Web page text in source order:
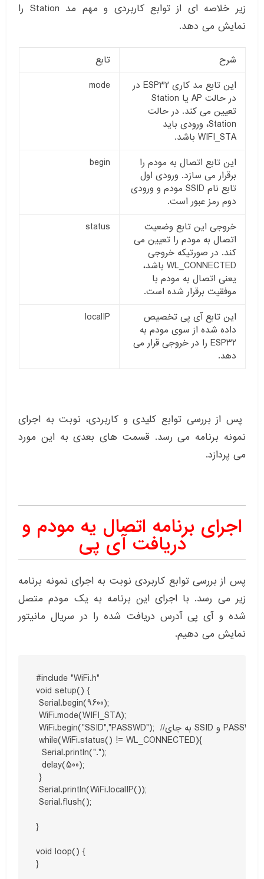
زیر خلاصه ای از توابع کاربردی و مهم مد Station را
نمایش می دهد.
شرح
تابع
این تابع مد کاری ESP32 در
در حالت AP یا Station
تعیین می کند. در حالت
Station، ورودی باید
WIFI_STA باشد.
mode
این تابع اتصال به مودم را
برقرار می سازد. ورودی اول
تابع نام SSID مودم و ورودی
دوم رمز عبور است.
begin
خروجی این تابع وضعیت
اتصال به مودم را تعیین می
کند. در صورتیکه خروجی
WL_CONNECTED باشد،
یعنی اتصال به مودم با
موفقیت برقرار شده است.
status
این تابع آی پی تخصیص
داده شده از سوی مودم به
ESP32 را در خروجی قرار می
دهد.
localIP
پس از بررسی توابع کلیدی و کاربردی، نوبت به اجرای
نمونه برنامه می رسد. قسمت های بعدی به این مورد
می پردازد.
اجرای برنامه اتصال یه مودم و
دریافت آی پی
پس از بررسی توابع کاربردی نوبت به اجرای نمونه برنامه
زیر می رسد. با اجرای این برنامه به یک مودم متصل
شده و آی پی آدرس دریافت شده را در سریال مانیتور
نمایش می دهیم.
#include "WiFi.h"
void setup() {
Serial.begin(9600);
WiFi.mode(WIFI_STA);
WiFi.begin("SSID","PASSWD");  //به جای SSID و PASSWD، مشخصات مودم خود را قرار دهید
while(WiFi.status() != WL_CONNECTED){
  Serial.println(".");
  delay(500);
}
Serial.println(WiFi.localIP());
Serial.flush();
}
void loop() {
}